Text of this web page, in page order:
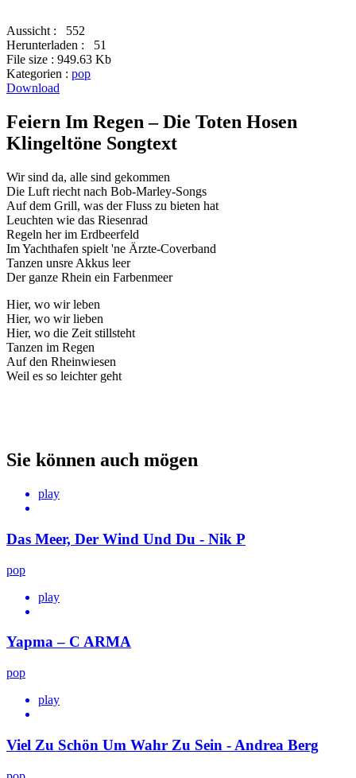
Aussicht :
552
Herunterladen :
51
File size : 949.63 Kb
Kategorien : pop
Download
Feiern Im Regen – Die Toten Hosen
Klingeltöne Songtext
Wir sind da, alle sind gekommen
Die Luft riecht nach Bob-Marley-Songs
Auf dem Grill, was der Fluss zu bieten hat
Leuchten wie das Riesenrad
Regeln her im Erdbeerfeld
Im Yachthafen spielt 'ne Ärzte-Coverband
Tanzen unsre Akkus leer
Der ganze Rhein ein Farbenmeer
Hier, wo wir leben
Hier, wo wir lieben
Hier, wo die Zeit stillsteht
Tanzen im Regen
Auf den Rheinwiesen
Weil es so leichter geht
Sie können auch mögen
play
Das Meer, Der Wind Und Du - Nik P
pop
play
Yapma – C ARMA
pop
play
Viel Zu Schön Um Wahr Zu Sein - Andrea Berg